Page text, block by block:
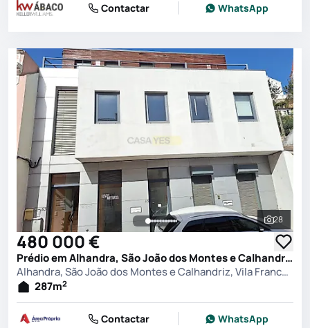
Contactar WhatsApp
Ver
28
480 000 €
Prédio em Alhandra, São João dos Montes e Calhandriz, Vila Franca de Xira
Alhandra, São João dos Montes e Calhandriz, Vila Franca de Xira
287m2
Contactar WhatsApp